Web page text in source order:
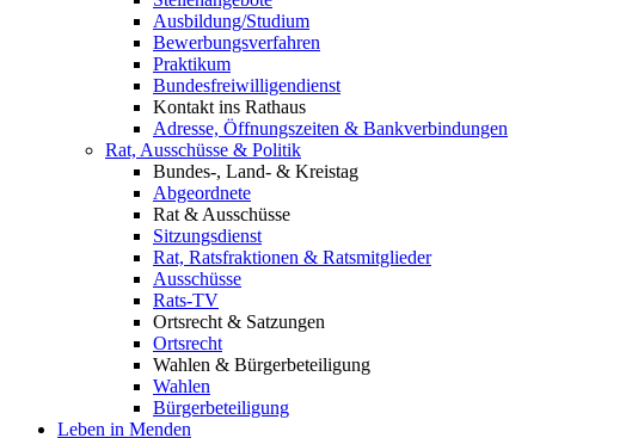
Ausbildung/Studium
Bewerbungsverfahren
Praktikum
Bundesfreiwilligendienst
Kontakt ins Rathaus
Adresse, Öffnungszeiten & Bankverbindungen
Rat, Ausschüsse & Politik
Bundes-, Land- & Kreistag
Abgeordnete
Rat & Ausschüsse
Sitzungsdienst
Rat, Ratsfraktionen & Ratsmitglieder
Ausschüsse
Rats-TV
Ortsrecht & Satzungen
Ortsrecht
Wahlen & Bürgerbeteiligung
Wahlen
Bürgerbeteiligung
Leben in Menden